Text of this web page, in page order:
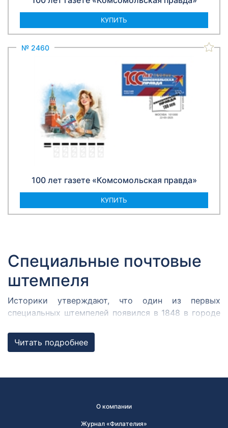
КУПИТЬ
№ 2460
100 лет газете «Комсомольская правда»
КУПИТЬ
Специальные почтовые
штемпеля
Историки утверждают, что один из первых
специальных штемпелей появился в 1848 в городе
собрался Кромержижский парламент.
Парламентарии решили отметить его работу
В России первым специальным штемпелем принято
считать почтовый штемпель Политехнической
Читать подробнее
О компании
Журнал «Филателия»